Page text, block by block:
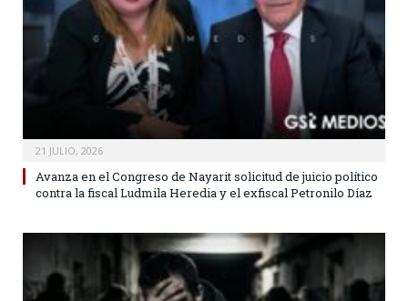
21 JULIO, 2026
Avanza en el Congreso de Nayarit solicitud de juicio político
contra la fiscal Ludmila Heredia y el exfiscal Petronilo Díaz